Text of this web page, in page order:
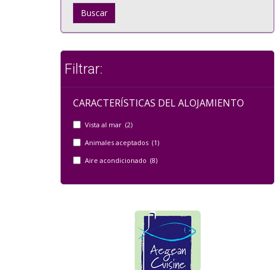
Buscar
Filtrar:
CARACTERÍSTICAS DEL ALOJAMIENTO
Vista al mar (2)
Animales aceptados (1)
Aire acondicionado (8)